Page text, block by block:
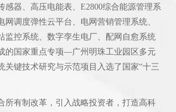
感器、高压电能表、E2800综合能源管理系
网调度弹性云平台、电网营销管理系统、
监控系统、数字孪生电厂、配网自愈系统
的国家重点专项—广州明珠工业园区多元
关键技术研究与示范项目入选了国家“十三
所有制改革，引入战略投资者，打造高科